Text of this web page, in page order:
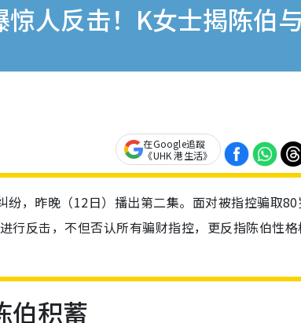
惊人反击！K女士揭陈伯
在Google追蹤
《UHK 港生活》
，昨晚（12日）播出第二集。面对被指控骗取
行反击，不但否认所有骗财指控，更反指陈伯性
伯积蓄